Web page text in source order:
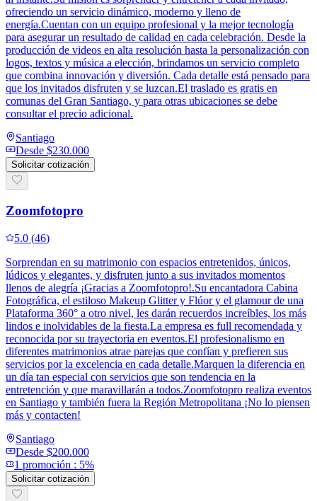
ofreciendo un servicio dinámico, moderno y lleno de
energía.Cuentan con un equipo profesional y la mejor tecnología
para asegurar un resultado de calidad en cada celebración. Desde la
producción de videos en alta resolución hasta la personalización con
logos, textos y música a elección, brindamos un servicio completo
que combina innovación y diversión. Cada detalle está pensado para
que los invitados disfruten y se luzcan.El traslado es gratis en
comunas del Gran Santiago, y para otras ubicaciones se debe
consultar el precio adicional.
Santiago
Desde $230.000
Solicitar cotización
Zoomfotopro
5.0 (46)
Sorprendan en su matrimonio con espacios entretenidos, únicos,
lúdicos y elegantes, y disfruten junto a sus invitados momentos
llenos de alegría ¡Gracias a Zoomfotopro!.Su encantadora Cabina
Fotográfica, el estiloso Makeup Glitter y Flúor y el glamour de una
Plataforma 360° a otro nivel, les darán recuerdos increíbles, los más
lindos e inolvidables de la fiesta.La empresa es full recomendada y
reconocida por su trayectoria en eventos.El profesionalismo en
diferentes matrimonios atrae parejas que confían y prefieren sus
servicios por la excelencia en cada detalle.Marquen la diferencia en
un día tan especial con servicios que son tendencia en la
entretención y que maravillarán a todos.Zoomfotopro realiza eventos
en Santiago y también fuera la Región Metropolitana ¡No lo piensen
más y contacten!
Santiago
Desde $200.000
1 promoción : 5%
Solicitar cotización